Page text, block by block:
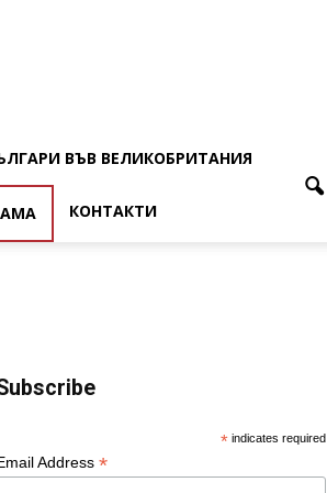
ВЪВ ВЕЛИКОБРИТАНИЯ
КОНТАКТИ
* indicates required
Address *